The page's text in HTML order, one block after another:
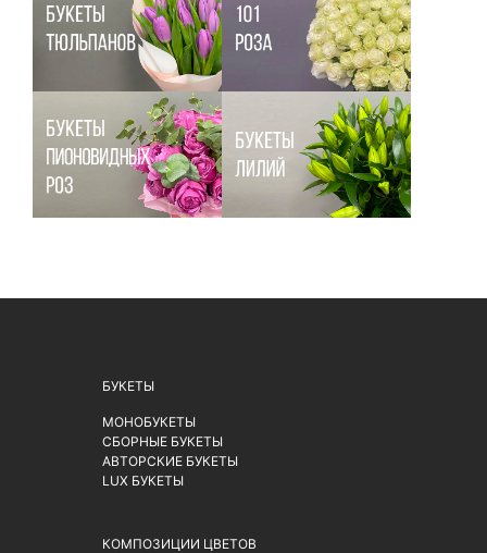
БУКЕТЫ
МОНОБУКЕТЫ
СБОРНЫЕ БУКЕТЫ
АВТОРСКИЕ БУКЕТЫ
LUX БУКЕТЫ
КОМПОЗИЦИИ ЦВЕТОВ